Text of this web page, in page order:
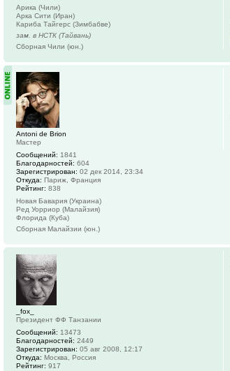
Арика (Чили)
Арка Сити (Иран)
Кариба Тайгерс (Зимбабве)
зам. в НСТК (Тайвань)
Сборная Чили (юн.)
Antoni de Brion
Мастер
Сообщений: 1841
Благодарностей: 604
Зарегистрирован: 02 дек 2014, 23:34
Откуда: Париж, Франция
Рейтинг: 838
Новая Бавария (Украина)
Ред Уорриор (Малайзия)
Флорида (Куба)
Сборная Малайзии (юн.)
_fox_
Президент ФФ Танзании
Сообщений: 13473
Благодарностей: 2449
Зарегистрирован: 05 авг 2008, 12:17
Откуда: Москва, Россия
Рейтинг: 917